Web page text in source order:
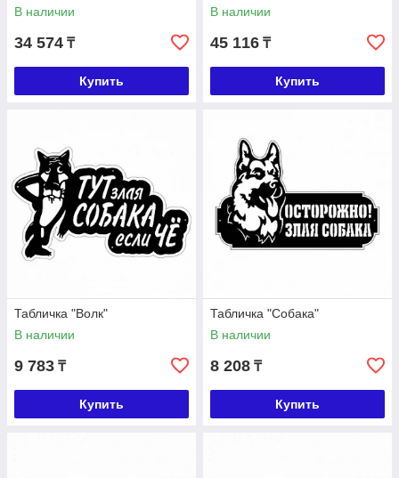
В наличии
34 574 ₸
Купить
В наличии
45 116 ₸
Купить
Табличка "Волк"
В наличии
9 783 ₸
Купить
Табличка "Собака"
В наличии
8 208 ₸
Купить